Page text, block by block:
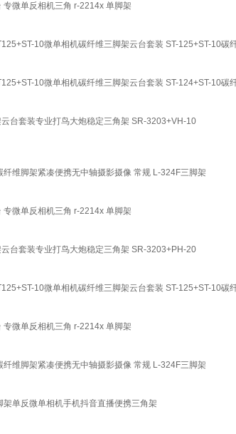
微单反相机三角 r-2214x 单脚架
10微单相机碳纤维三脚架云台套装 ST-125+ST-10碳
10微单相机碳纤维三脚架云台套装 ST-124+ST-10碳
台套装专业打鸟大炮稳定三角架 SR-3203+VH-10
维脚架紧凑便携无中轴摄影摄像 常规 L-324F三脚架
微单反相机三角 r-2214x 单脚架
台套装专业打鸟大炮稳定三角架 SR-3203+PH-20
10微单相机碳纤维三脚架云台套装 ST-125+ST-10碳
微单反相机三角 r-2214x 单脚架
维脚架紧凑便携无中轴摄影摄像 常规 L-324F三脚架
单反微单相机手机抖音直播便携三角架